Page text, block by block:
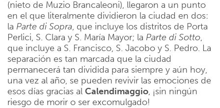
(nieto de Muzio Brancaleoni), llegaron a un punto
en el que literalmente dividieron la ciudad en dos:
la Parte di Sopra, que incluye los distritos de Porta
Perlici, S. Clara y S. María Mayor; la Parte di Sotto,
que incluye a S. Francisco, S. Jacobo y S. Pedro. La
separación es tan marcada que la ciudad
permanecerá tan dividida para siempre y aún hoy,
una vez al año, se pueden revivir las emociones de
esos días gracias al Calendimaggio, ¡sin ningún
riesgo de morir o ser excomulgado!